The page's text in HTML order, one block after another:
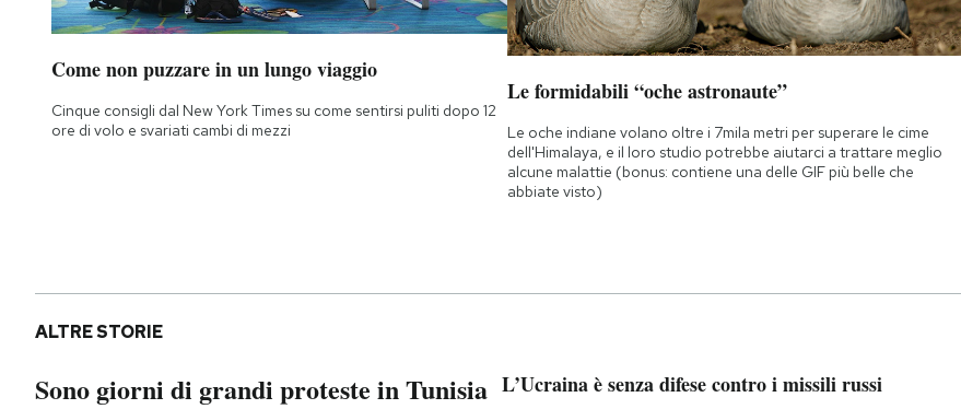
Come non puzzare in un lungo viaggio
Cinque consigli dal New York Times su come sentirsi puliti dopo 12
ore di volo e svariati cambi di mezzi
Le formidabili “oche astronaute”
Le oche indiane volano oltre i 7mila metri per superare le cime
dell'Himalaya, e il loro studio potrebbe aiutarci a trattare meglio
alcune malattie (bonus: contiene una delle GIF più belle che
abbiate visto)
ALTRE STORIE
Sono giorni di grandi proteste in Tunisia L’Ucraina è senza difese contro i missili russi